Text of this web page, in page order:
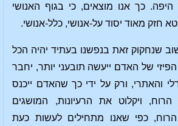
היפה. כך אנו מוצאים, כי בגוף האנושי
חזק מאוד יסוד על-אנושי, כלל-אנושי.
שנחקוק זאת בנפשנו בעתיד יהיה הכל
של האדם ייעשה תובעני יותר, יחבר
והאתרי, ורק על ידי כך שהאדם ייכנס
ויקלוט את הרעיונות, המושגים
כפי שאנו מתחילים לעשות כעת